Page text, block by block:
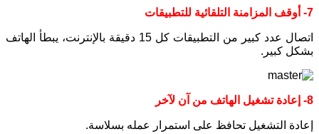
7- أوقف المزامنة التلقائية للتطبيقات
اتصال عدد كبير من التطبيقات كل 15 دقيقة بالإنترنت، يبطأ الهاتف
بشكل كبير.
8- إعادة تشغيل الهاتف من آن لآخر
إعادة التشغيل تحافظ على استمرار عمله بسلاسة.